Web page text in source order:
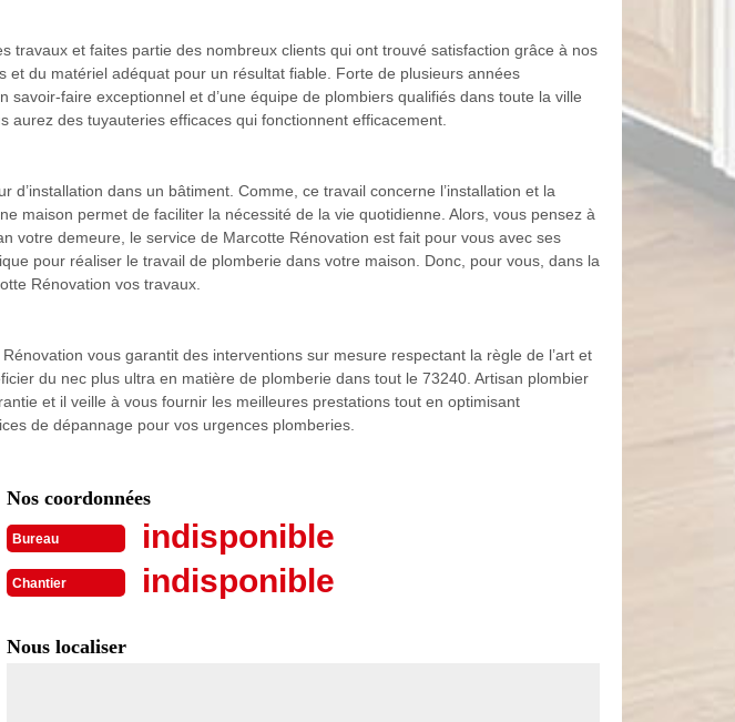
travaux et faites partie des nombreux clients qui ont trouvé satisfaction grâce à nos
du matériel adéquat pour un résultat fiable. Forte de plusieurs années
savoir-faire exceptionnel et d’une équipe de plombiers qualifiés dans toute la ville
des tuyauteries efficaces qui fonctionnent efficacement.
dans un bâtiment. Comme, ce travail concerne l’installation et la
maison permet de faciliter la nécessité de la vie quotidienne. Alors, vous pensez à
votre demeure, le service de Marcotte Rénovation est fait pour vous avec ses
pour réaliser le travail de plomberie dans votre maison. Donc, pour vous, dans la
Rénovation vos travaux.
vous garantit des interventions sur mesure respectant la règle de l’art et
du nec plus ultra en matière de plomberie dans tout le 73240. Artisan plombier
et il veille à vous fournir les meilleures prestations tout en optimisant
de dépannage pour vos urgences plomberies.
Nos coordonnées
Bureau indisponible
Chantier indisponible
Nous localiser